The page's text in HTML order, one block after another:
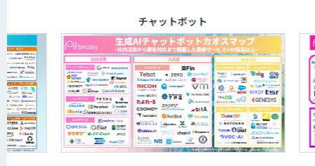
チャットボット